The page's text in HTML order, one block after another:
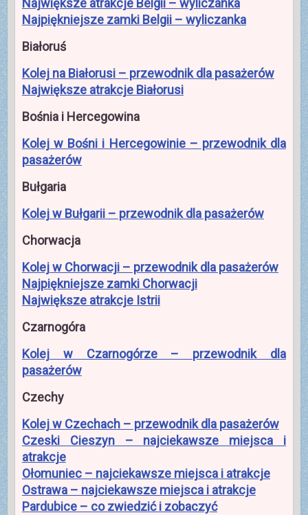
Największe atrakcje Belgii – wyliczanka
Najpiękniejsze zamki Belgii – wyliczanka
Białoruś
Kolej na Białorusi – przewodnik dla pasażerów
Największe atrakcje Białorusi
Bośnia i Hercegowina
Kolej w Bośni i Hercegowinie – przewodnik dla
pasażerów
Bułgaria
Kolej w Bułgarii – przewodnik dla pasażerów
Chorwacja
Kolej w Chorwacji – przewodnik dla pasażerów
Najpiękniejsze zamki Chorwacji
Największe atrakcje Istrii
Czarnogóra
Kolej w Czarnogórze – przewodnik dla
pasażerów
Czechy
Kolej w Czechach – przewodnik dla pasażerów
Czeski Cieszyn – najciekawsze miejsca i
atrakcje
Ołomuniec – najciekawsze miejsca i atrakcje
Ostrawa – najciekawsze miejsca i atrakcje
Pardubice – co zwiedzić i zobaczyć